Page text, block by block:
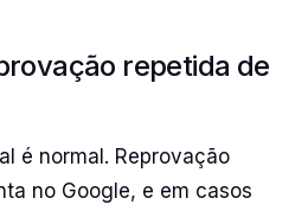
repetida de
é normal. Reprovação
no Google, e em casos